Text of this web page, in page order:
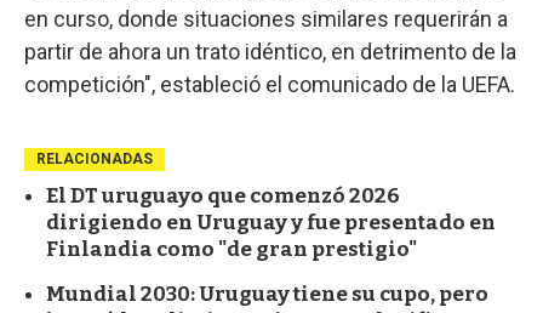
en curso, donde situaciones similares requerirán a
partir de ahora un trato idéntico, en detrimento de la
competición", estableció el comunicado de la UEFA.
RELACIONADAS
El DT uruguayo que comenzó 2026
dirigiendo en Uruguay y fue presentado en
Finlandia como "de gran prestigio"
Mundial 2030: Uruguay tiene su cupo, pero